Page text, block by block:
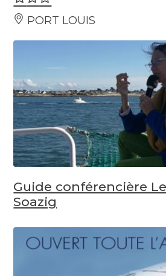
PORT LOUIS
Guide conférencière
Soazig